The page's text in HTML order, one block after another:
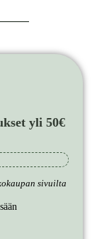
yli 50€
sivuilta